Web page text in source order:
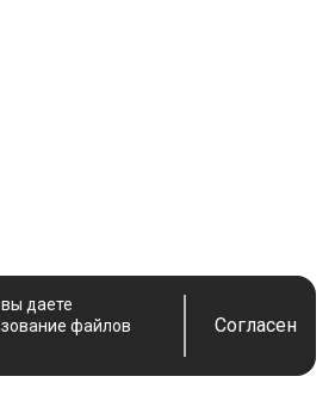
даете
файлов
Согласен